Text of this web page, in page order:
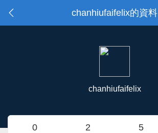
chanhiufaifelix的資料
chanhiufaifelix
0 2 5